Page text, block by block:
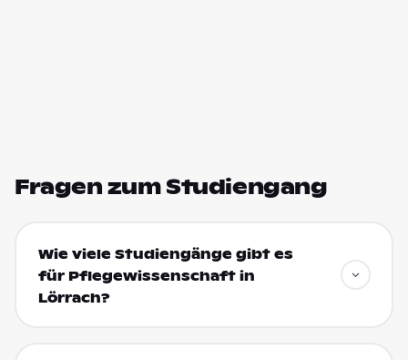
Fragen zum Studiengang
Wie viele Studiengänge gibt es
für Pflegewissenschaft in
Lörrach?